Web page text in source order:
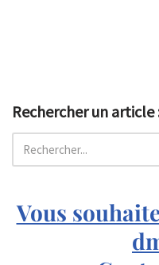
Rechercher un article
Vous